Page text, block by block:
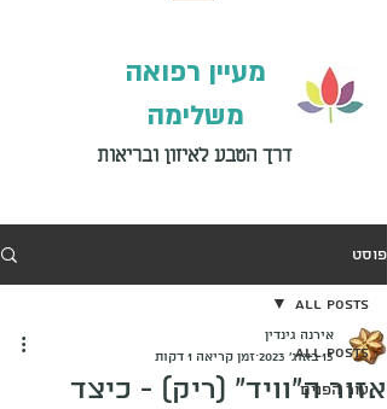
מעיין רפואה
משלימה
דרך הטבע לאיזון ובריאות
פוסט
All Posts
עור הפנים
All Posts
אזור ה"וויד" (ריק) - כיצד
אירנה גינדין
13 באוג׳ 2023
זמן קריאה 1 דקות